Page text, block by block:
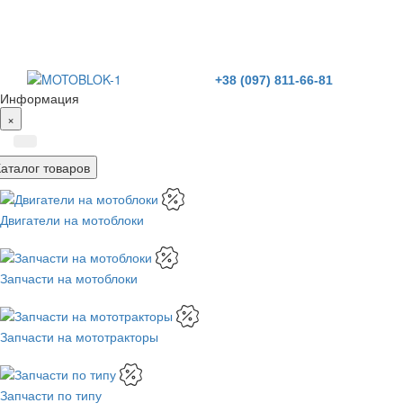
+38 (097) 811-66-81
Информация
×
товаров
Двигатели на мотоблоки
Запчасти на мотоблоки
Запчасти на мототракторы
Запчасти по типу